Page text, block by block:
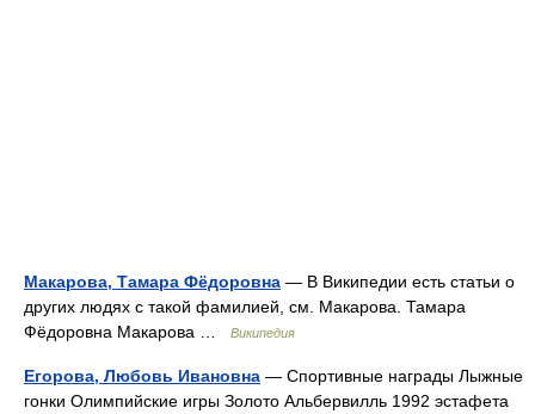
Макарова, Тамара Фёдоровна — В Википедии есть статьи о
других людях с такой фамилией, см. Макарова. Тамара
Фёдоровна Макарова …
Википедия
Егорова, Любовь Ивановна — Спортивные награды Лыжные
гонки Олимпийские игры Золото Альбервилль 1992 эстафета